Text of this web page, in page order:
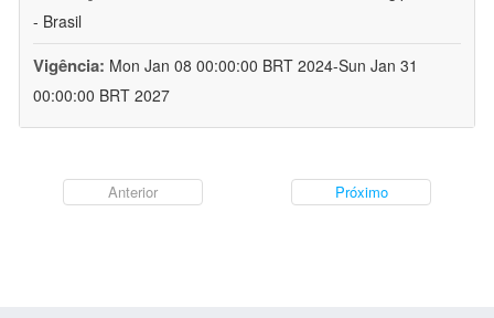
- Brasil
Vigência: Mon Jan 08 00:00:00 BRT 2024-Sun Jan 31
00:00:00 BRT 2027
Anterior Próximo